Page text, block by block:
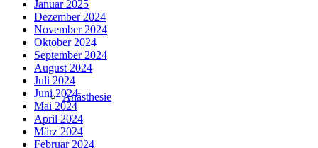
Anästhesie
Januar 2025
Dezember 2024
November 2024
Oktober 2024
September 2024
August 2024
Juli 2024
Juni 2024
Mai 2024
April 2024
März 2024
Februar 2024